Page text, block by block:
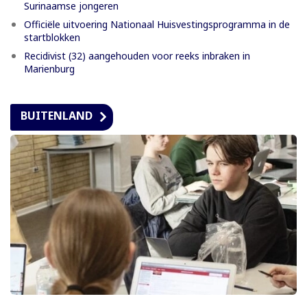
Surinaamse jongeren
Officiële uitvoering Nationaal Huisvestingsprogramma in de
startblokken
Recidivist (32) aangehouden voor reeks inbraken in
Marienburg
BUITENLAND